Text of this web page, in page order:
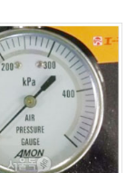
U
R
L
복
사
공
유
하
기
기
크
게
변
경
하
기
기
작
게
변
기